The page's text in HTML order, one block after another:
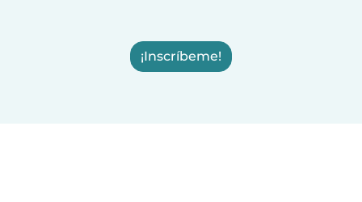
¡Inscríbeme!